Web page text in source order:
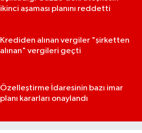
ikinci aşaması planını reddetti
Krediden alınan vergiler "şirketten
alınan" vergileri geçti
Özelleştirme İdaresinin bazı imar
planı kararları onaylandı